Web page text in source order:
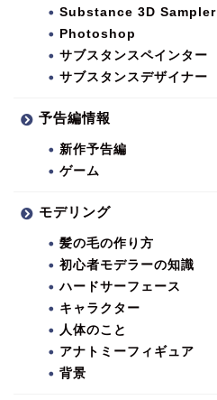
Substance 3D Sampler
Photoshop
サブスタンスペインター
サブスタンスデザイナー
予告編情報
新作予告編
ゲーム
モデリング
髪の毛の作り方
初心者モデラーの知識
ハードサーフェース
キャラクター
人体のこと
アナトミーフィギュア
背景